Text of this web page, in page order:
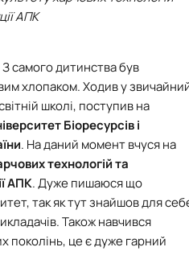
АПК
З самого дитинства був
хлопаком. Ходив у
школі, поступив на
Біоресурсів і
. На даний момент вчуся на
технологій та
АПК. Дуже пишаюся що
так як тут знайшов для
Також навчився
поколінь, це є дуже гарний